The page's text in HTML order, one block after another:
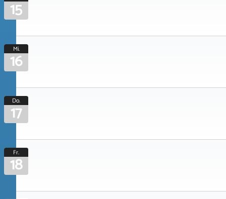
15
Mi.
16
Do.
17
Fr.
18